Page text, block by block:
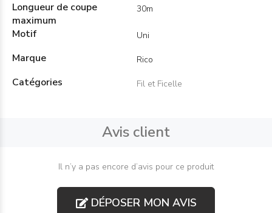
Longueur de coupe
maximum
30m
Motif Uni
Marque Rico
Catégories Fil et Ficelle
Avis client
Il n’y a pas encore d’avis pour ce produit
DÉPOSER MON AVIS